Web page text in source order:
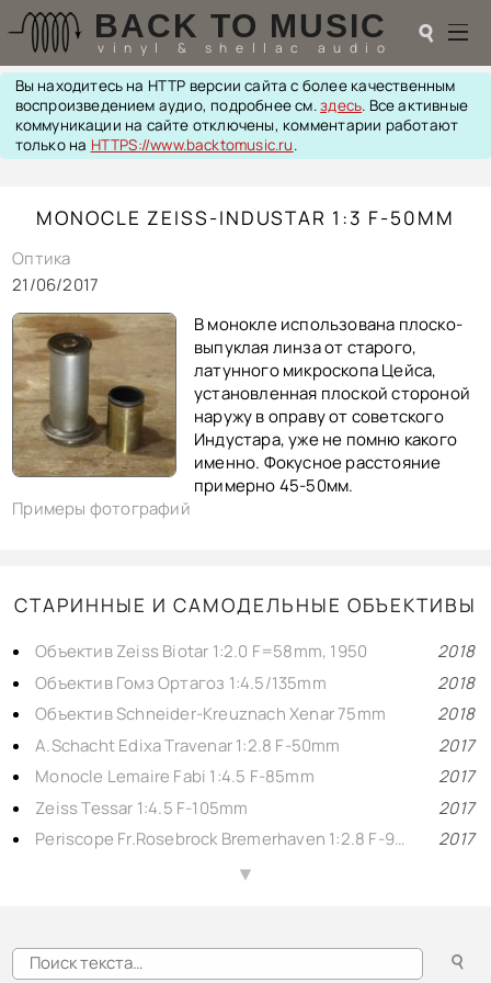
BACK TO MUSIC
vinyl & shellac audio ☌
☌
UPGRADES
АКУСТИКА
ТЕОРИЯ
МУЗЫКА
HI-FI PLAYERS
TESTS
ПЕРСОНАЛИИ
LOL
ССЫЛКИ
О САЙТЕ
BACK TO PHOTO
Вы находитесь на HTTP версии сайта с более качественным
воспроизведением аудио, подробнее см.здесь. Все активные
коммуникации на сайте отключены, комментарии работают
только на HTTPS://www.backtomusic.ru.
MONOCLE ZEISS-INDUSTAR 1:3 F-50MM
Оптика
21/06/2017
В монокле использована плоско-
выпуклая линза от старого,
латунного микроскопа Цейса,
установленная плоской стороной
наружу в оправу от советского
Индустара, уже не помню какого
именно. Фокусное расстояние
примерно 45-50мм.
Примеры фотографий
СТАРИННЫЕ И САМОДЕЛЬНЫЕ ОБЪЕКТИВЫ
Объектив Zeiss Biotar 1:2.0 F=58mm, 1950
2018
Объектив Гомз Ортагоз 1:4.5/135mm
2018
Объектив Schneider-Kreuznach Xenar 75mm
2018
A.Schacht Edixa Travenar 1:2.8 F-50mm
2017
Monocle Lemaire Fabi 1:4.5 F-85mm
2017
Zeiss Tessar 1:4.5 F-105mm
2017
Periscope Fr.Rosebrock Bremerhaven 1:2.8 F-90mm
2017
2017
▲
☌